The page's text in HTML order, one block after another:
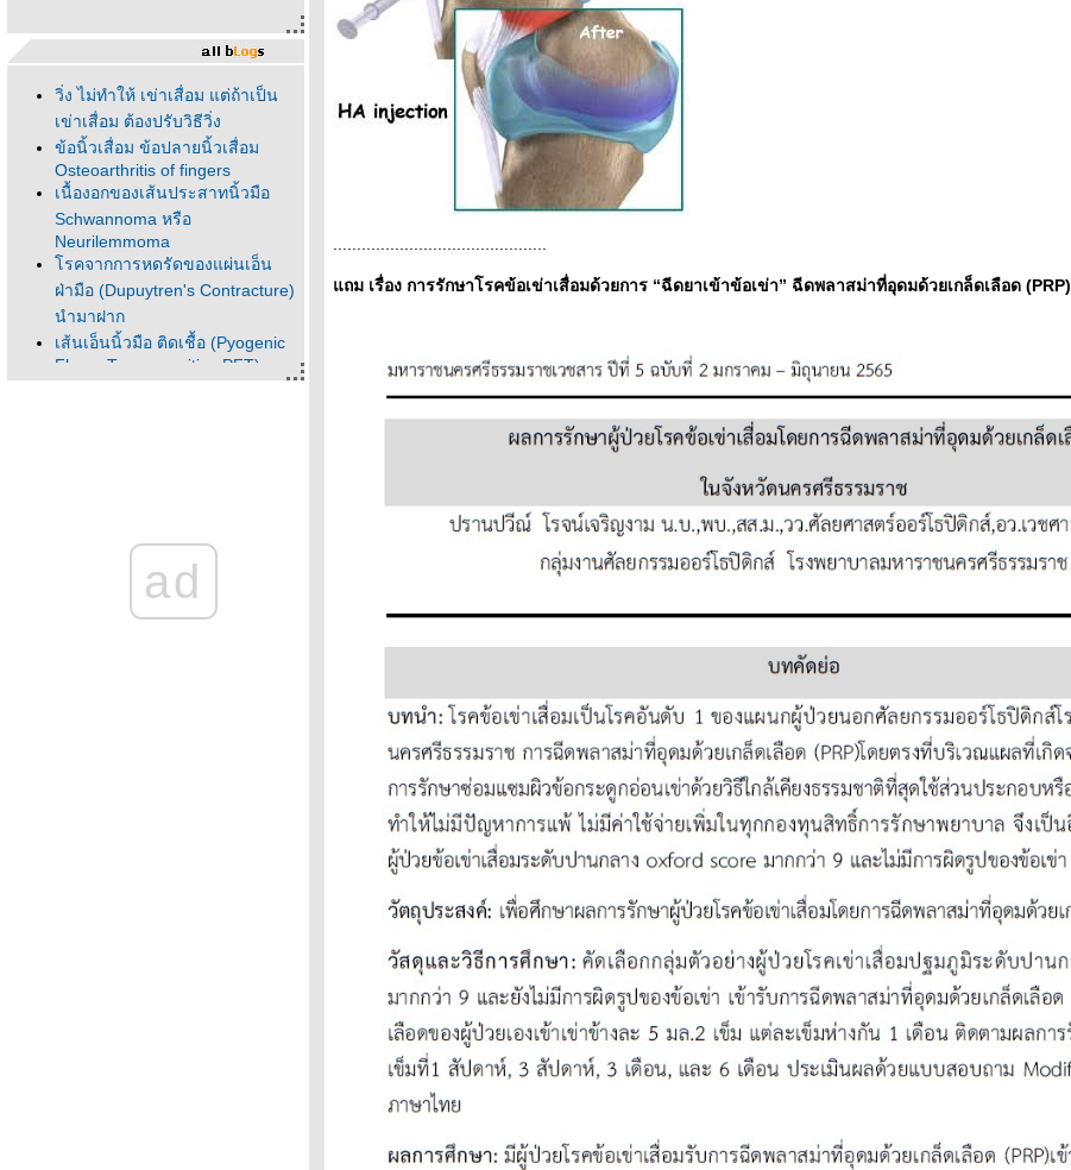
วิ่ง ไม่ทำให้ เข่าเสื่อม แต่ถ้าเป็น
เข่าเสื่อม ต้องปรับวิธีวิ่ง
ข้อนิ้วเสื่อม ข้อปลายนิ้วเสื่อม
Osteoarthritis of fingers
เนื้องอกของเส้นประสาทนิ้วมือ
Schwannoma หรือ
Neurilemmoma
รคจากการหดรัดของแผ่นเอ็น
ฝ่ามือ (Dupuytren's Contracture)
นำมาฝาก
เส้นเอ็นนิ้วมือ ติดเชื้อ (Pyogenic
Flexor Tenosynovitis : PFT)
อาการปวดกล้ามเนื้อ ปัญหาสุขภาพ
จากการใช้ Smartphone ... โด
ภัทริยา อินทร์โท่โล่ และคณะ
ad
ถม เรื่อง การรักษาโรคข้อเข่าเสื่อมด้วยการ “ฉีดยาเข้าข้อเข่า” ฉีดพลาสม่าที่อุดมด้วยเกล็ดเลือด (PRP)